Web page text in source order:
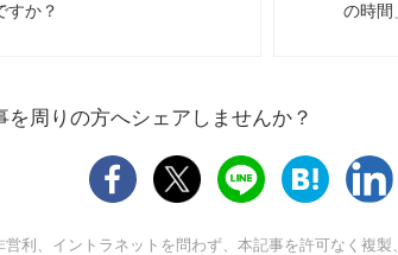
すか？
の時間
を周りの方へシェアしませんか？
利、イントラネットを問わず、本記事を許可なく複製